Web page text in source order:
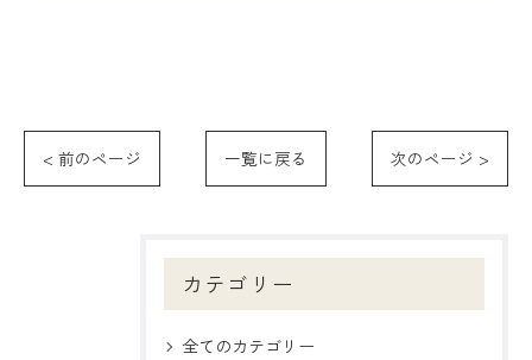
< 前のページ 一覧に戻る 次のページ >
カテゴリー
全てのカテゴリー